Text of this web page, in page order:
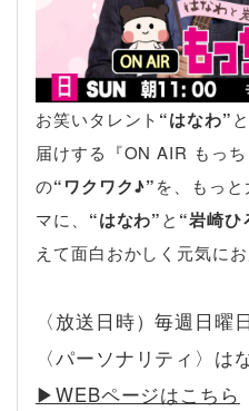
お笑いタレント “はなわ”
届けする『ON AIR もっ
の“ワクワク♪”を、もっ
マに、 “はなわ”と “岩崎ひ
えて面白おかしく元気に
〈放送日時）毎週日曜
〈パーソナリティ〉
▶︎WEBページはこちら